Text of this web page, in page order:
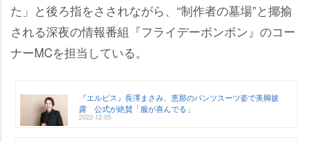
た」と後ろ指をさされながら、“制作者の墓場”と揶揄
される深夜の情報番組『フライデーボンボン』のコー
ナーMCを担当している。
『エルピス』長澤まさみ、恵那のパンツスーツ姿で美脚披
露 公式が絶賛「服が喜んでる」
2022-12-05